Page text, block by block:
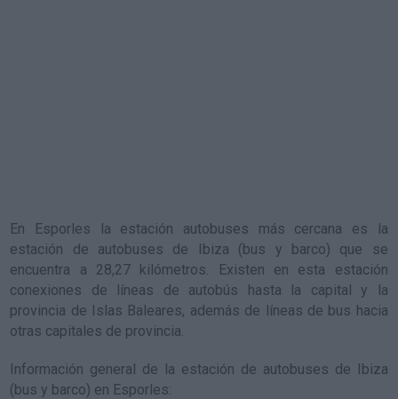
En Esporles la estación autobuses más cercana es la
estación de autobuses de Ibiza (bus y barco) que se
encuentra a 28,27 kilómetros. Existen en esta estación
conexiones de líneas de autobús hasta la capital y la
provincia de Islas Baleares, además de líneas de bus hacia
otras capitales de provincia.
Información general de la estación de autobuses de Ibiza
(bus y barco) en Esporles: